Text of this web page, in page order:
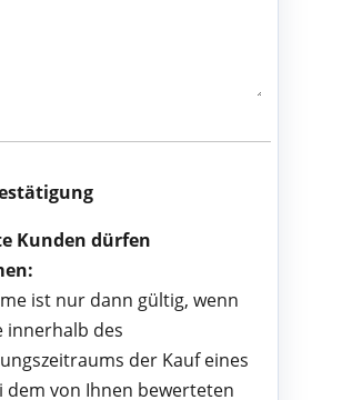
Kunden dürfen
ist nur dann gültig, wenn
innerhalb des
der Kauf eines
dem von Ihnen bewerteten